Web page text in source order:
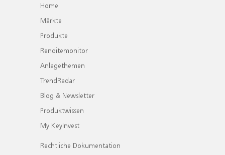
Home
Märkte
Produkte
Renditemonitor
Anlagethemen
TrendRadar
Blog & Newsletter
Produktwissen
My KeyInvest
Rechtliche Dokumentation